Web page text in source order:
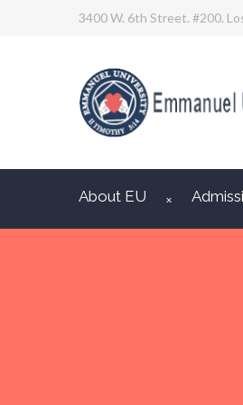
3400 W. 6th Street. #200.
About EU